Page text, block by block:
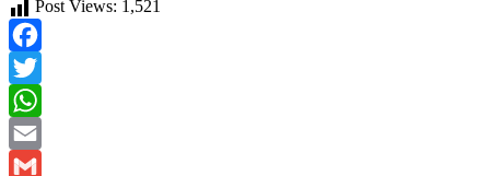
Post Views: 1,521
Facebook
Twitter
WhatsApp
Email